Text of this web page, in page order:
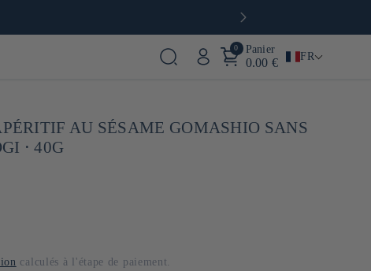
0 Panier
0.00 € FR
AU SÉSAME GOMASHIO SANS
⋅ 40G
calculés à l'étape de paiement.